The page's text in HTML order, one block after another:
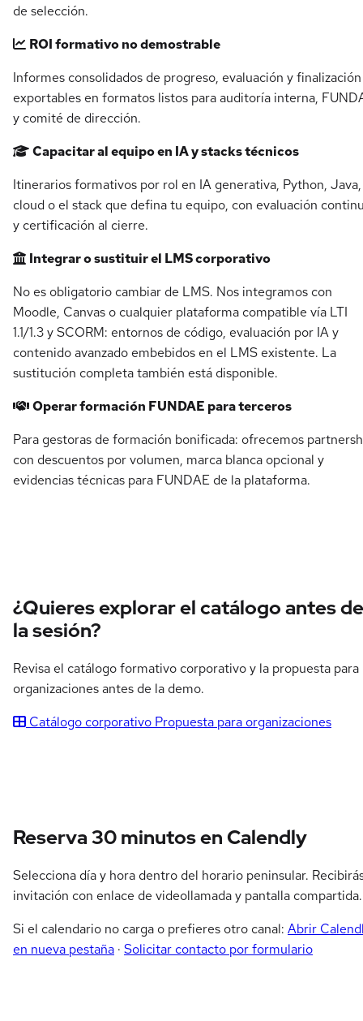
de selección.
ROI formativo no demostrable
Informes consolidados de progreso, evaluación y finalización
exportables en formatos listos para auditoría interna,
y comité de dirección.
Capacitar al equipo en IA y stacks técnicos
Itinerarios formativos por rol en IA generativa, Python, Java,
cloud o el stack que defina tu equipo, con evaluación
y certificación al cierre.
Integrar o sustituir el LMS corporativo
No es obligatorio cambiar de LMS. Nos integramos con
Moodle, Canvas o cualquier plataforma compatible vía LTI
1.1/1.3 y SCORM: entornos de código, evaluación por IA y
contenido avanzado embebidos en el LMS existente. La
sustitución completa también está disponible.
Operar formación FUNDAE para terceros
Para gestoras de formación bonificada: ofrecemos
con descuentos por volumen, marca blanca opcional y
evidencias técnicas para FUNDAE de la plataforma.
¿Quieres explorar el catálogo antes de
la sesión?
Revisa el catálogo formativo corporativo y la propuesta para
organizaciones antes de la demo.
Catálogo corporativo Propuesta para organizaciones
Reserva 30 minutos en Calendly
Selecciona día y hora dentro del horario peninsular.
invitación con enlace de videollamada y pantalla compartida.
Si el calendario no carga o prefieres otro canal: Abrir
en nueva pestaña · Solicitar contacto por formulario